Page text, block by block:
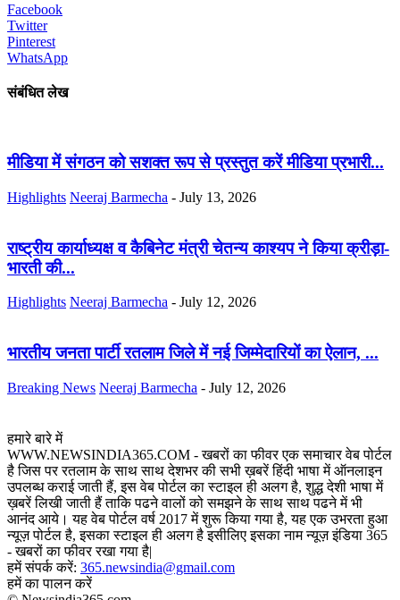
Facebook
Twitter
Pinterest
WhatsApp
संबंधित लेख
मीडिया में संगठन को सशक्त रूप से प्रस्तुत करें मीडिया प्रभारी...
Highlights Neeraj Barmecha - July 13, 2026
राष्ट्रीय कार्याध्यक्ष व कैबिनेट मंत्री चेतन्य काश्यप ने किया क्रीड़ा-
भारती की...
Highlights Neeraj Barmecha - July 12, 2026
भारतीय जनता पार्टी रतलाम जिले में नई जिम्मेदारियों का ऐलान, ...
Breaking News Neeraj Barmecha - July 12, 2026
हमारे बारे में
WWW.NEWSINDIA365.COM - खबरों का फीवर एक समाचार वेब पोर्टल
है जिस पर रतलाम के साथ साथ देशभर की सभी ख़बरें हिंदी भाषा में ऑनलाइन
उपलब्ध कराई जाती हैं, इस वेब पोर्टल का स्टाइल ही अलग है, शुद्ध देशी भाषा में
ख़बरें लिखी जाती हैं ताकि पढने वालों को समझने के साथ साथ पढने में भी
आनंद आये। यह वेब पोर्टल वर्ष 2017 में शुरू किया गया है, यह एक उभरता हुआ
न्यूज़ पोर्टल है, इसका स्टाइल ही अलग है इसीलिए इसका नाम न्यूज़ इंडिया 365
- खबरों का फीवर रखा गया है|
हमें संपर्क करें: 365.newsindia@gmail.com
हमें का पालन करें